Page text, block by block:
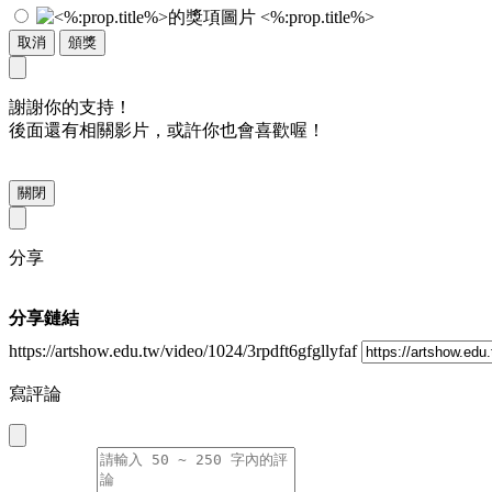
<%:prop.title%>
取消 頒獎
謝謝你的支持！
後面還有相關影片，或許你也會喜歡喔！
關閉
分享
分享鏈結
https://artshow.edu.tw/video/1024/3rpdft6gfgllyfaf
寫評論